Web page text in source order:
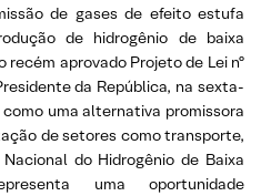
de gases de efeito estufa
de hidrogênio de baixa
aprovado Projeto de Lei nº
da República, na sexta-
uma alternativa promissora
de setores como transporte,
do Hidrogênio de Baixa
uma oportunidade